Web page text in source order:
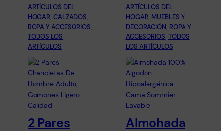
ARTÍCULOS DEL
HOGAR, CALZADOS
ROPA Y ACCESORIOS
TODOS LOS
ARTÍCULOS
2 Pares
ARTÍCULOS DEL
HOGAR, MUEBLES Y
DECORACIÓN, ROPA Y
ACCESORIOS, TODOS
LOS ARTÍCULOS
Almohada